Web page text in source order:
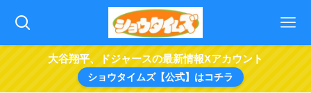
大谷翔平、ドジャースの最新情報Xアカウント
ショウタイムズ【公式】はコチラ